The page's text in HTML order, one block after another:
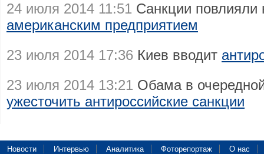
24 июля 2014 11:51 Санкции повлияли
американским предприятием
23 июля 2014 17:36 Киев вводит
23 июля 2014 13:21 Обама в
ужесточить антироссийские санкции
Новости Интервью Аналитика Фоторепортаж О нас